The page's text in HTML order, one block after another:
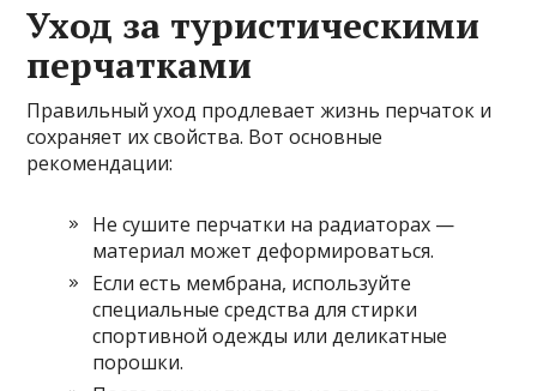
Уход за туристическими
перчатками
Правильный уход продлевает жизнь перчаток и
сохраняет их свойства. Вот основные
рекомендации:
Не сушите перчатки на радиаторах —
материал может деформироваться.
Если есть мембрана, используйте
специальные средства для стирки
спортивной одежды или деликатные
порошки.